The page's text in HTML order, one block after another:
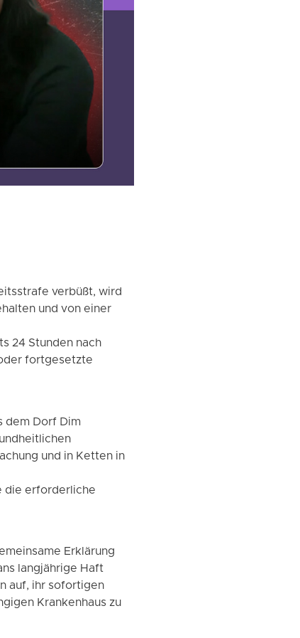
verbüßt, wird
und von einer
24 Stunden nach
fortgesetzte
dem Dorf Dim
und in Ketten in
die erforderliche
Erklärung
langjährige Haft
auf, ihr sofortigen
Krankenhaus zu